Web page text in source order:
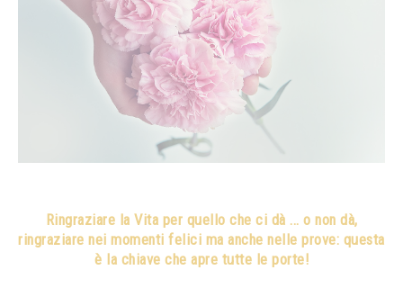
Ringraziare la Vita per quello che ci dà ... o non dà,
ringraziare nei momenti felici ma anche nelle prove: questa
è la chiave che apre tutte le porte!